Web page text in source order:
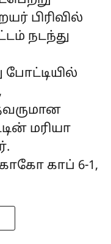
பிரிவில்
நடந்து
போட்டியில்
மரியா
காப் 6-1,